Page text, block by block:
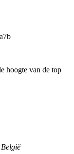
hoogte van de top
België